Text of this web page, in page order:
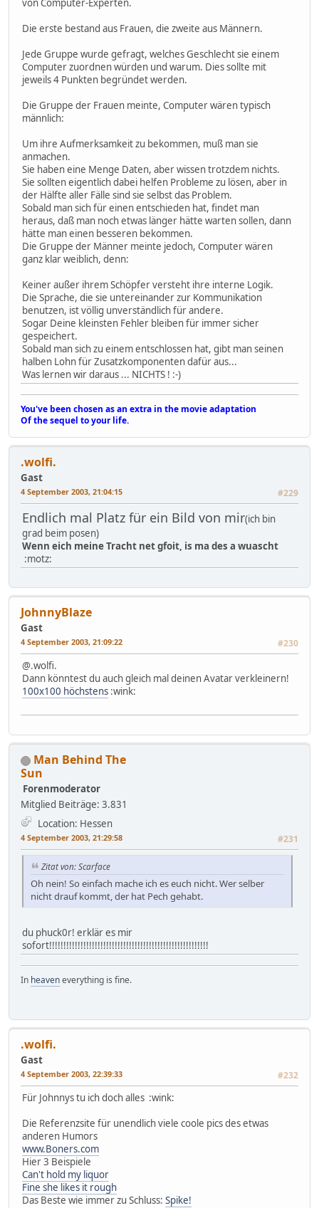
von Computer-Experten.
Die erste bestand aus Frauen, die zweite aus Männern.
Jede Gruppe wurde gefragt, welches Geschlecht sie einem
Computer zuordnen würden und warum. Dies sollte mit
jeweils 4 Punkten begründet werden.
Die Gruppe der Frauen meinte, Computer wären typisch
männlich:
Um ihre Aufmerksamkeit zu bekommen, muß man sie
anmachen.
Sie haben eine Menge Daten, aber wissen trotzdem nichts.
Sie sollten eigentlich dabei helfen Probleme zu lösen, aber in
der Hälfte aller Fälle sind sie selbst das Problem.
Sobald man sich für einen entschieden hat, findet man
heraus, daß man noch etwas länger hätte warten sollen, dann
hätte man einen besseren bekommen.
Die Gruppe der Männer meinte jedoch, Computer wären
ganz klar weiblich, denn:
Keiner außer ihrem Schöpfer versteht ihre interne Logik.
Die Sprache, die sie untereinander zur Kommunikation
benutzen, ist völlig unverständlich für andere.
Sogar Deine kleinsten Fehler bleiben für immer sicher
gespeichert.
Sobald man sich zu einem entschlossen hat, gibt man seinen
halben Lohn für Zusatzkomponenten dafür aus...
Was lernen wir daraus ... NICHTS ! :-)
You've been chosen as an extra in the movie adaptation
Of the sequel to your life.
.wolfi.
Gast
4 September 2003, 21:04:15 #229
Endlich mal Platz für ein Bild von mir(ich bin
grad beim posen)
Wenn eich meine Tracht net gfoit, is ma des a wuascht
:motz:
JohnnyBlaze
Gast
4 September 2003, 21:09:22 #230
@.wolfi.
Dann könntest du auch gleich mal deinen Avatar verkleinern!
100x100 höchstens :wink:
Man Behind The
Sun
Forenmoderator
Mitglied Beiträge: 3.831
Location: Hessen
4 September 2003, 21:29:58 #231
Zitat von: Scarface
Oh nein! So einfach mache ich es euch nicht. Wer selber
nicht drauf kommt, der hat Pech gehabt.
du phuck0r! erklär es mir
sofort!!!!!!!!!!!!!!!!!!!!!!!!!!!!!!!!!!!!!!!!!!!!!!!!!!!!!!!!
In heaveneverything is fine.
.wolfi.
Gast
4 September 2003, 22:39:33 #232
Für Johnnys tu ich doch alles :wink:
Die Referenzsite für unendlich viele coole pics des etwas
anderen Humors
www.Boners.com
Hier 3 Beispiele
Can't hold my liquor
Fine she likes it rough
Das Beste wie immer zu Schluss: Spike!